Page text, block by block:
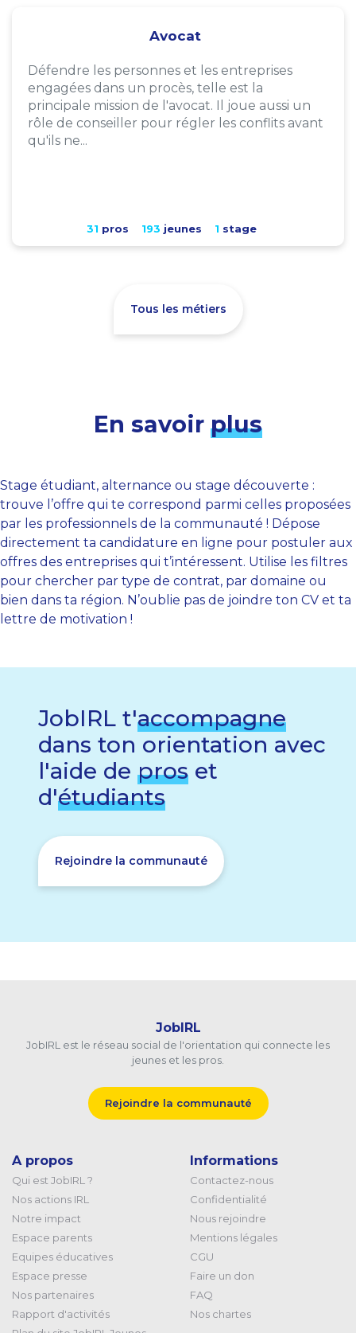
Avocat
Défendre les personnes et les entreprises
engagées dans un procès, telle est la
principale mission de l'avocat. Il joue aussi un
rôle de conseiller pour régler les conflits avant
qu'ils ne...
31 pros 193 jeunes 1 stage
Tous les métiers
En savoir plus
Stage étudiant, alternance ou stage découverte :
trouve l’offre qui te correspond parmi celles proposées
par les professionnels de la communauté ! Dépose
directement ta candidature en ligne pour postuler aux
offres des entreprises qui t’intéressent. Utilise les filtres
pour chercher par type de contrat, par domaine ou
bien dans ta région. N’oublie pas de joindre ton CV et ta
lettre de motivation !
JobIRL t'accompagne
dans ton orientation avec
l'aide de pros et
d'étudiants
Rejoindre la communauté
JobIRL
JobIRL est le réseau social de l'orientation qui connecte les
jeunes et les pros.
Rejoindre la communauté
A propos
Qui est JobIRL ?
Nos actions IRL
Notre impact
Espace parents
Equipes éducatives
Espace presse
Nos partenaires
Rapport d'activités
Informations
Contactez-nous
Confidentialité
Nous rejoindre
Mentions légales
CGU
Faire un don
FAQ
Nos chartes